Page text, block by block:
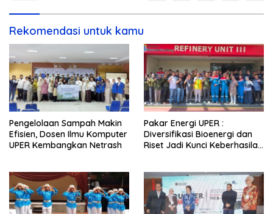
Rekomendasi untuk kamu
Pengelolaan Sampah Makin
Efisien, Dosen Ilmu Komputer
UPER Kembangkan Netrash
Pakar Energi UPER :
Diversifikasi Bioenergi dan
Riset Jadi Kunci Keberhasilan